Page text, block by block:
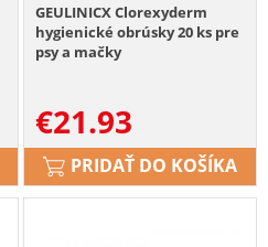
GEULINICX Clorexyderm
hygienické obrúsky 20 ks pre
psy a mačky
€21.93
PRIDAŤ DO KOŠÍKA